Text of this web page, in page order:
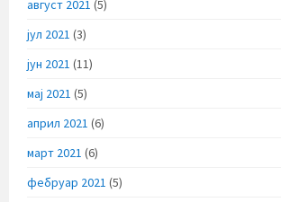
август 2021 (5)
јул 2021 (3)
јун 2021 (11)
мај 2021 (5)
април 2021 (6)
март 2021 (6)
фебруар 2021 (5)